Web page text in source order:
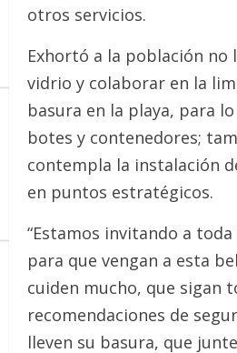
otros servicios.
Exhortó a la población no
vidrio y colaborar en la
basura en la playa, para
botes y contenedores;
contempla la instalación
en puntos estratégicos.
“Estamos invitando a
para que vengan a esta
cuiden mucho, que sigan
recomendaciones de
lleven su basura, que